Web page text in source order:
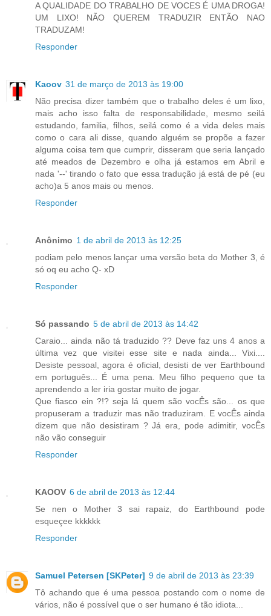
A QUALIDADE DO TRABALHO DE VOCES É UMA DROGA!
UM LIXO! NÃO QUEREM TRADUZIR ENTÃO NAO
TRADUZAM!
Responder
Kaoov 31 de março de 2013 às 19:00
Não precisa dizer também que o trabalho deles é um lixo,
mais acho isso falta de responsabilidade, mesmo seilá
estudando, familia, filhos, seilá como é a vida deles mais
como o cara ali disse, quando alguém se propõe a fazer
alguma coisa tem que cumprir, disseram que seria lançado
até meados de Dezembro e olha já estamos em Abril e
nada '--' tirando o fato que essa tradução já está de pé (eu
acho)a 5 anos mais ou menos.
Responder
Anônimo 1 de abril de 2013 às 12:25
podiam pelo menos lançar uma versão beta do Mother 3, é
só oq eu acho Q- xD
Responder
Só passando 5 de abril de 2013 às 14:42
Caraio... ainda não tá traduzido ?? Deve faz uns 4 anos a
última vez que visitei esse site e nada ainda... Vixi....
Desiste pessoal, agora é oficial, desisti de ver Earthbound
em português... É uma pena. Meu filho pequeno que ta
aprendendo a ler iria gostar muito de jogar.
Que fiasco ein ?!? seja lá quem são vocÊs são... os que
propuseram a traduzir mas não traduziram. E vocÊs ainda
dizem que não desistiram ? Já era, pode adimitir, vocÊs
não vão conseguir
Responder
KAOOV 6 de abril de 2013 às 12:44
Se nen o Mother 3 sai rapaiz, do Earthbound pode
esqueçee kkkkkk
Responder
Samuel Petersen [SKPeter] 9 de abril de 2013 às 23:39
Tô achando que é uma pessoa postando com o nome de
vários, não é possível que o ser humano é tão idiota...